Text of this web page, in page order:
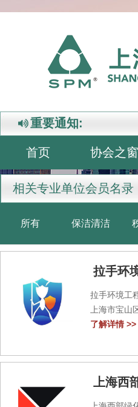
重要通知:
首页 协会之窗
相关专业单位会员名录
所有 保洁清洁
拉手环
拉手环境工
上海市宝
了解详情 >>
上海西